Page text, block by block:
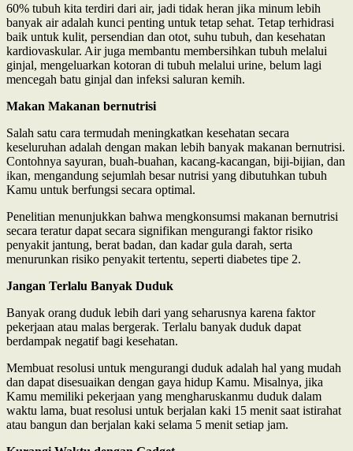
60% tubuh kita terdiri dari air, jadi tidak heran jika minum lebih
banyak air adalah kunci penting untuk tetap sehat. Tetap terhidrasi
baik untuk kulit, persendian dan otot, suhu tubuh, dan kesehatan
kardiovaskular. Air juga membantu membersihkan tubuh melalui
ginjal, mengeluarkan kotoran di tubuh melalui urine, belum lagi
mencegah batu ginjal dan infeksi saluran kemih.
Makan Makanan bernutrisi
Salah satu cara termudah meningkatkan kesehatan secara
keseluruhan adalah dengan makan lebih banyak makanan bernutrisi.
Contohnya sayuran, buah-buahan, kacang-kacangan, biji-bijian, dan
ikan, mengandung sejumlah besar nutrisi yang dibutuhkan tubuh
Kamu untuk berfungsi secara optimal.
Penelitian menunjukkan bahwa mengkonsumsi makanan bernutrisi
secara teratur dapat secara signifikan mengurangi faktor risiko
penyakit jantung, berat badan, dan kadar gula darah, serta
menurunkan risiko penyakit tertentu, seperti diabetes tipe 2.
Jangan Terlalu Banyak Duduk
Banyak orang duduk lebih dari yang seharusnya karena faktor
pekerjaan atau malas bergerak. Terlalu banyak duduk dapat
berdampak negatif bagi kesehatan.
Membuat resolusi untuk mengurangi duduk adalah hal yang mudah
dan dapat disesuaikan dengan gaya hidup Kamu. Misalnya, jika
Kamu memiliki pekerjaan yang mengharuskanmu duduk dalam
waktu lama, buat resolusi untuk berjalan kaki 15 menit saat istirahat
atau bangun dan berjalan kaki selama 5 menit setiap jam.